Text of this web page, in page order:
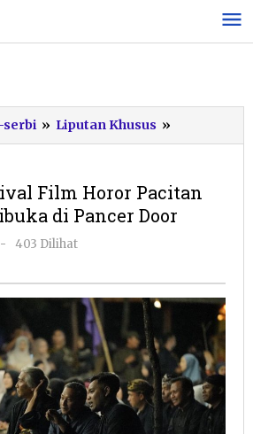
serbi » Liputan Khusus »
Festival
Pacitan
2025
Film Horor Pacitan
di Pancer Door
oleh
-
403 Dilihat